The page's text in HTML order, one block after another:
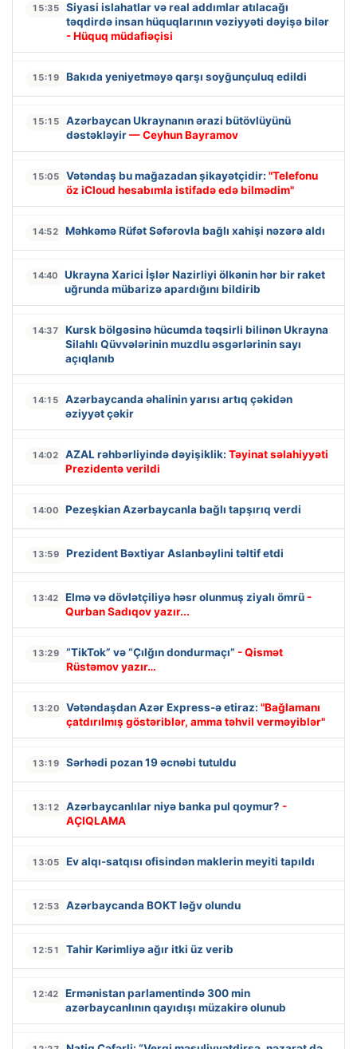
15:35
Siyasi islahatlar və real addımlar atılacağı
təqdirdə insan hüquqlarının vəziyyəti dəyişə bilər
- Hüquq müdafiəçisi
15:19 Bakıda yeniyetməyə qarşı soyğunçuluq edildi
15:15
Azərbaycan Ukraynanın ərazi bütövlüyünü
dəstəkləyir— Ceyhun Bayramov
15:05 Vətəndaş bu mağazadan şikayətçidir: "Telefonu
öz iCloud hesabımla istifadə edə bilmədim"
14:52 Məhkəmə Rüfət Səfərovla bağlı xahişi nəzərə aldı
14:40
Ukrayna Xarici İşlər Nazirliyi ölkənin hər bir raket
uğrunda mübarizə apardığını bildirib
14:37
Kursk bölgəsinə hücumda təqsirli bilinən Ukrayna
Silahlı Qüvvələrinin muzdlu əsgərlərinin sayı
açıqlanıb
14:15
Azərbaycanda əhalinin yarısı artıq çəkidən
əziyyət çəkir
14:02 AZAL rəhbərliyində dəyişiklik: Təyinat səlahiyyəti
Prezidentə verildi
14:00 Pezeşkian Azərbaycanla bağlı tapşırıq verdi
13:59 Prezident Bəxtiyar Aslanbəylini təltif etdi
13:42 Elmə və dövlətçiliyə həsr olunmuş ziyalı ömrü -
Qurban Sadıqov yazır...
13:29 “TikTok” və “Çılğın dondurmaçı” - Qismət
Rüstəmov yazır…
13:20 Vətəndaşdan Azər Express-ə etiraz: "Bağlamanı
çatdırılmış göstəriblər, amma təhvil verməyiblər"
13:19 Sərhədi pozan 19 əcnəbi tutuldu
13:12 Azərbaycanlılar niyə banka pul qoymur? -
AÇIQLAMA
13:05 Ev alqı-satqısı ofisindən maklerin meyiti tapıldı
12:53 Azərbaycanda BOKT ləğv olundu
12:51 Tahir Kərimliyə ağır itki üz verib
12:42
Ermənistan parlamentində 300 min
azərbaycanlının qayıdışı müzakirə olunub